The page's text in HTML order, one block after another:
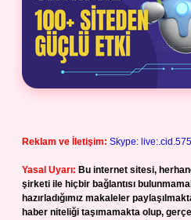
Reklam ve İletişim: Skype:
Yasal Uyarı: Bu internet sitesi,
şirketi ile hiçbir bağlantısı
hazırladığımız makaleler
haber niteliği taşımamakta olup,